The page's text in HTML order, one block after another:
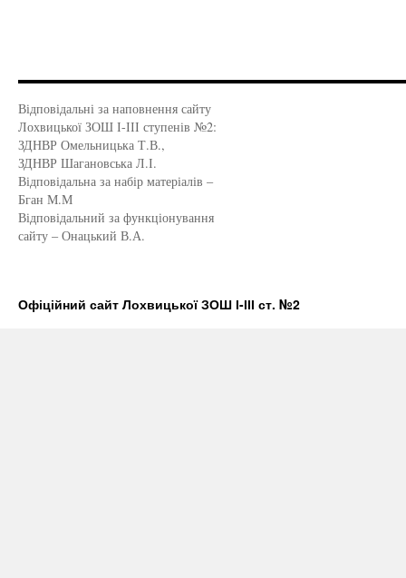
Відповідальні за наповнення сайту
Лохвицької ЗОШ І-ІІІ ступенів №2:
ЗДНВР Омельницька Т.В.,
ЗДНВР Шагановська Л.І.
Відповідальна за набір матеріалів –
Бган М.М
Відповідальний за функціонування
сайту – Онацький В.А.
Офіційний сайт Лохвицької ЗОШ І-ІІІ ст. №2